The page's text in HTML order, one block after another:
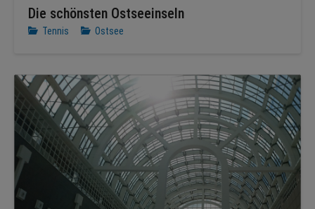
Die schönsten Ostseeinseln
Tennis Ostsee